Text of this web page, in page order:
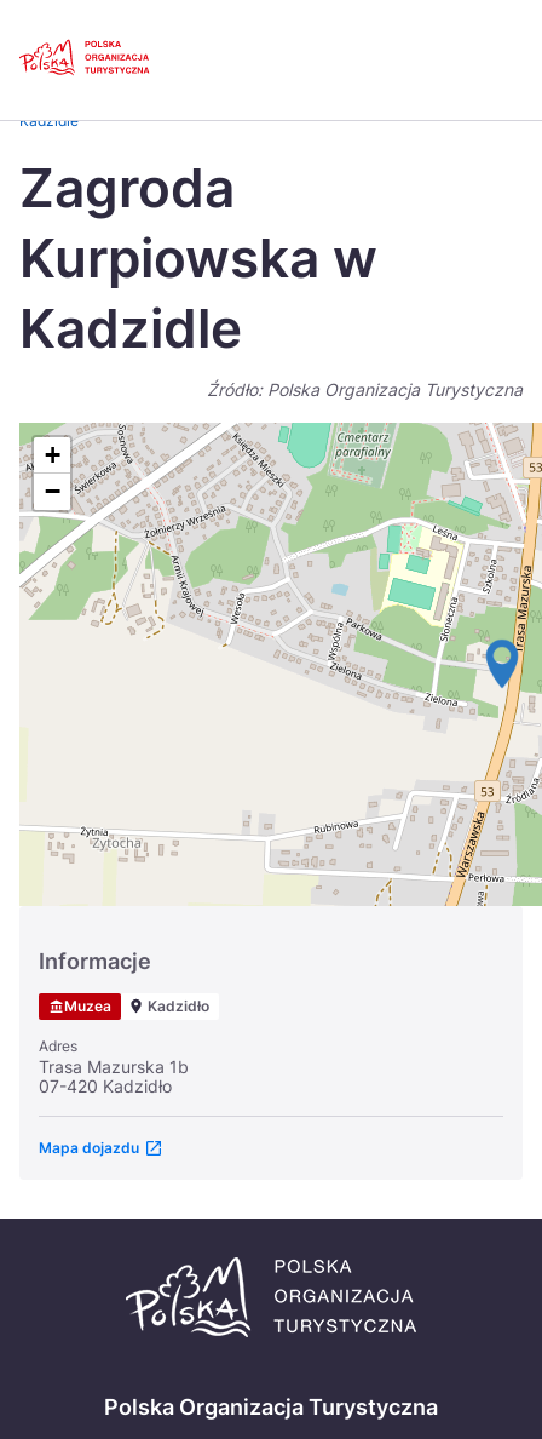
Česká
Dansk
Italiano
日本
Português
Suomi
Україна
Zamknij
Kadzidle
Zagroda
Kurpiowska w
Kadzidle
Źródło: Polska Organizacja Turystyczna
+
−
Informacje
Muzea Kadzidło
Adres
Trasa Mazurska 1b
07-420 Kadzidło
Mapa dojazdu
Polska Organizacja Turystyczna